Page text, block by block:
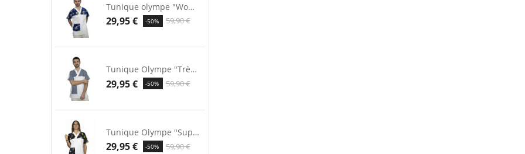
Tunique olympe "Wonder...
29,95 € -50% 59,90 €
Tunique Olympe "Trèfle bleu"
29,95 € -50% 59,90 €
Tunique Olympe "Super héros"
29,95 € -50% 59,90 €